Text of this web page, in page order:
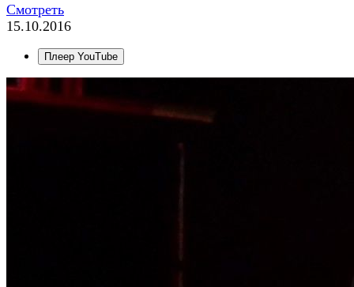
Смотреть
15.10.2016
Плеер YouTube